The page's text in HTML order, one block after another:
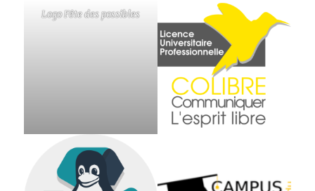
Logo Fête des possibles